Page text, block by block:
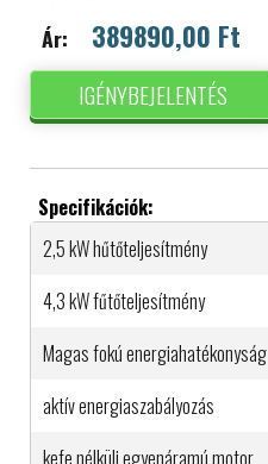
Ár: 389890,00 Ft
IGÉNYBEJELENTÉS
Specifikációk:
2,5 kW hűtőteljesítmény
4,3 kW fűtőteljesítmény
Magas fokú energiahatékonyság
aktív energiaszabályozás
kefe nélküli egyenáramú motor